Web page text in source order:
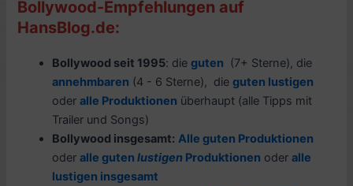
Bollywood-Empfehlungen auf
HansBlog.de:
Bollywood seit 1995: dieguten (7+ Sterne), die
annehmbaren (4 - 6 Sterne), dieguten lustigen
oderalle Produktionen überhaupt (alle Tipps mit
Trailer und Songs)
Bollywood insgesamt: Alle guten Produktionen
oderalle gutenlustigen Produktionen oderalle
lustigen insgesamt